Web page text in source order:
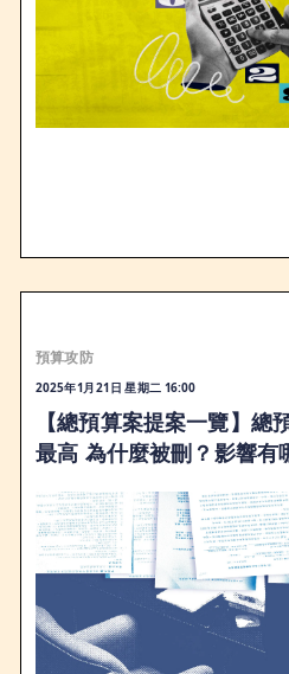
預算攻防
2025年1月21日 星期二 16:00
【總預算案提案一覽】總
最高 為什麼被刪？影響有